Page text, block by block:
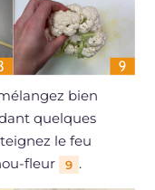
bien
quelques
le feu
fleur 9 .